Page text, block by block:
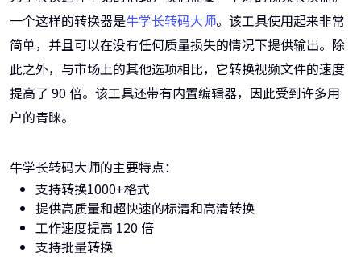
一个这样的转换器是牛学长转码大师。该工具使用起来非常
简单，并且可以在没有任何质量损失的情况下提供输出。除
此之外，与市场上的其他选项相比，它转换视频文件的速度
提高了 90 倍。该工具还带有内置编辑器，因此受到许多用
户的青睐。
牛学长转码大师的主要特点：
支持转换1000+格式
提供高质量和超快速的标清和高清转换
工作速度提高 120 倍
支持批量转换